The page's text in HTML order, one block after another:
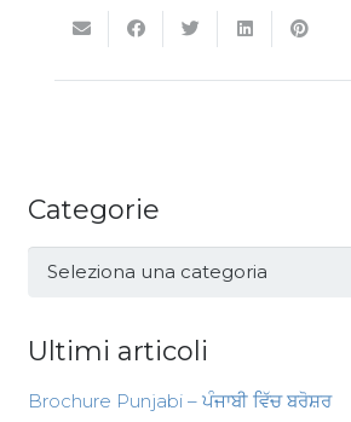
Categorie
Categorie
Ultimi articoli
Brochure Punjabi – ਪੰਜਾਬੀ ਵਿੱਚ ਬਰੋਸ਼ਰ